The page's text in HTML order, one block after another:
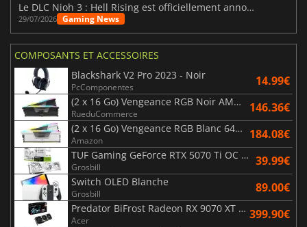
Le DLC Nioh 3 : Hell Rising est officiellement annoncé
29/07/2026 Gaming News
COMPOSANTS ET ACCESSOIRES
Blackshark V2 Pro 2023 - Noir
PcComponentes 14.99€
(2 x 16 Go) Vengeance RGB Noir AMD Expo 6000 MHz - CAS 30
RueduCommerce 146.36€
(2 x 16 Go) Vengeance RGB Blanc 6400 MHz - CAS 32
Amazon 184.08€
TUF Gaming GeForce RTX 5070 Ti OC White Edition 16GB
Grosbill 39.99€
Switch OLED Blanche
Grosbill 89.00€
Predator BiFrost Radeon RX 9070 XT OC 16 Go
Acer 399.90€